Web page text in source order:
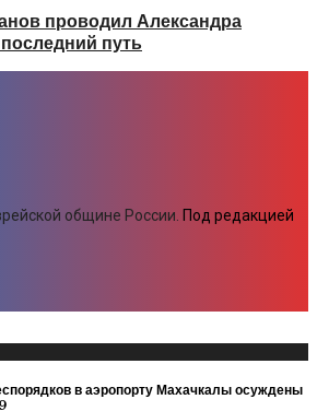
проводил Александра
путь
общине России. Под редакцией
в аэропорту Махачкалы осуждены